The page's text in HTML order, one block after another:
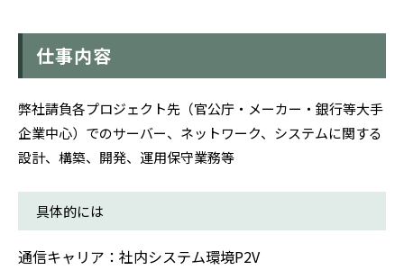
仕事内容
弊社請負各プロジェクト先（官公庁・メーカー・銀行等大手
企業中心）でのサーバー、ネットワーク、システムに関する
設計、構築、開発、運用保守業務等
具体的には
通信キャリア：社内システム環境P2V